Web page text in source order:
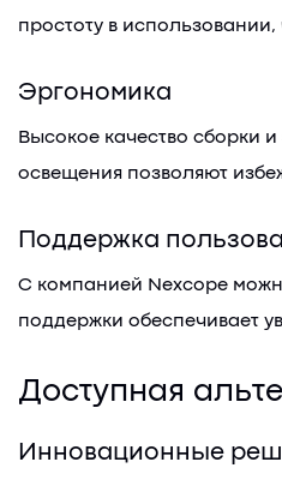
простоту в
Эргономика
Высокое качество сборки
освещения позволяют
Поддержка
С компанией Nexcope
поддержки обеспечивает
Доступная
Инновационные